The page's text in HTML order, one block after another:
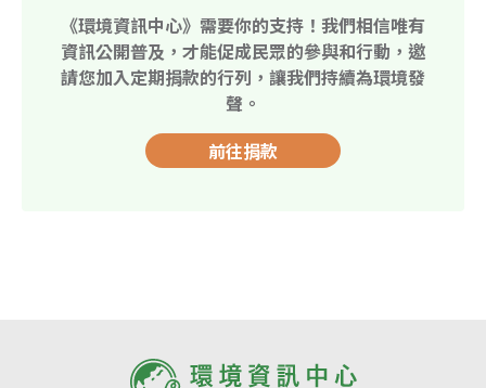
《環境資訊中心》需要你的支持！我們相信唯有
資訊公開普及，才能促成民眾的參與和行動，邀
請您加入定期捐款的行列，讓我們持續為環境發
聲。
前往捐款